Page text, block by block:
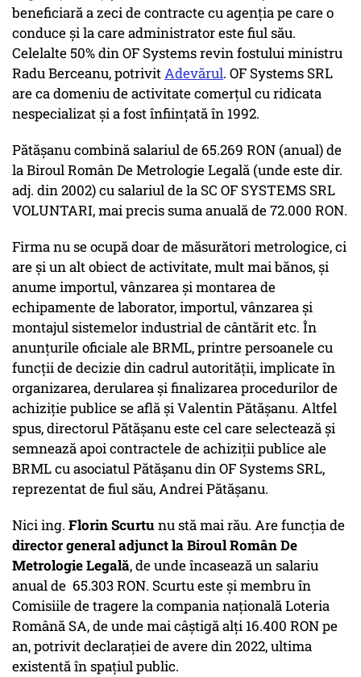
beneficiară a zeci de contracte cu agenţia pe care o
conduce şi la care administrator este fiul său.
Celelalte 50% din OF Systems revin fostului ministru
Radu Berceanu, potrivitAdevărul. OF Systems SRL
are ca domeniu de activitate comerţul cu ridicata
nespecializat şi a fost înfiinţată în 1992.
Pătăşanu combină salariul de 65.269 RON (anual) de
la Biroul Român De Metrologie Legală (unde este dir.
adj. din 2002) cu salariul de la SC OF SYSTEMS SRL
VOLUNTARI, mai precis suma anuală de 72.000 RON.
Firma nu se ocupă doar de măsurători metrologice, ci
are şi un alt obiect de activitate, mult mai bănos, şi
anume importul, vânzarea şi montarea de
echipamente de laborator, importul, vânzarea şi
montajul sistemelor industrial de cântărit etc. În
anunţurile oficiale ale BRML, printre persoanele cu
funcţii de decizie din cadrul autorităţii, implicate în
organizarea, derularea şi finalizarea procedurilor de
achiziţie publice se află şi Valentin Pătăşanu. Altfel
spus, directorul Pătăşanu este cel care selectează şi
semnează apoi contractele de achiziţii publice ale
BRML cu asociatul Pătăşanu din OF Systems SRL,
reprezentat de fiul său, Andrei Pătăşanu.
Nici ing. Florin Scurtunu stă mai rău. Are funcţia de
director general adjunct la Biroul Român De
Metrologie Legală, de unde încasează un salariu
anual de 65.303 RON. Scurtu este şi membru în
Comisiile de tragere la compania naţională Loteria
Română SA, de unde mai câştigă alţi 16.400 RON pe
an, potrivit declaraţiei de avere din 2022, ultima
existentă în spaţiul public.